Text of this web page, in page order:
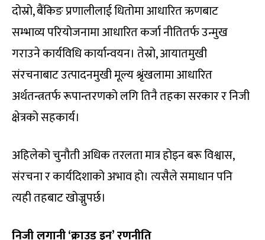
दोस्रो, बैंकिङ प्रणालीलाई धितोमा आधारित ऋणबाट
सम्भाव्य परियोजनामा आधारित कर्जा नीतितर्फ उन्मुख
गराउने कार्यविधि कार्यान्वयन। तेस्रो, आयातमुखी
संरचनाबाट उत्पादनमुखी मूल्य श्रृंखलामा आधारित
अर्थतन्त्रतर्फ रूपान्तरणको लगि तिनै तहका सरकार र निजी
क्षेत्रको सहकार्य।
अहिलेको चुनौती अधिक तरलता मात्र होइन बरू विश्वास,
संरचना र कार्यदिशाको अभाव हो। त्यसैले समाधान पनि
त्यही तहबाट खोज्नुपर्छ।
निजी लगानी ‘क्राउड इन’ रणनीति